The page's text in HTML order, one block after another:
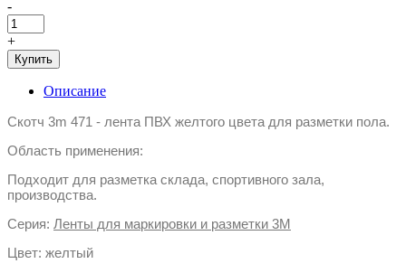
-
+
Купить
Описание
Скотч 3m 471 - лента ПВХ желтого цвета для разметки пола.
Область применения:
Подходит для разметка склада, спортивного зала,
производства.
Серия: Ленты для маркировки и разметки 3М
Цвет: желтый